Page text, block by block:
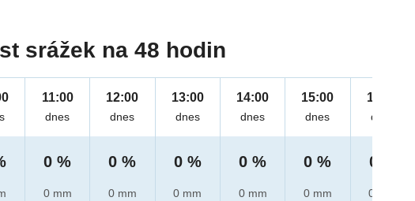
srážek na 48 hodin
11:00
dnes
0 %
0 mm
12:00
dnes
0 %
0 mm
13:00
dnes
0 %
0 mm
14:00
dnes
0 %
0 mm
15:00
dnes
0 %
0 mm
16:00
dnes
0 %
0 mm